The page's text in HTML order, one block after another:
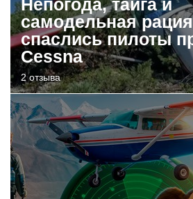
Непогода, тайга и
самодельная
спаслись пилоты
Cessna
2 отзыва